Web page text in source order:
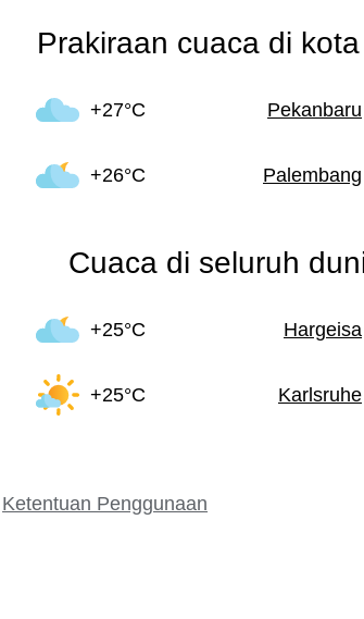
Prakiraan cuaca di
+27°C Pekanbaru
+26°C Palembang
Cuaca di seluruh
+25°C Hargeisa
+25°C Karlsruhe
Ketentuan Penggunaan